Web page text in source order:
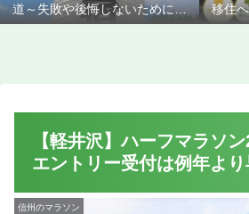
道～失敗や後悔しないために知
っておきたいこと
移住
た
【軽井沢】ハーフマラソン
エントリー受付は例年よ
信州のマラソン